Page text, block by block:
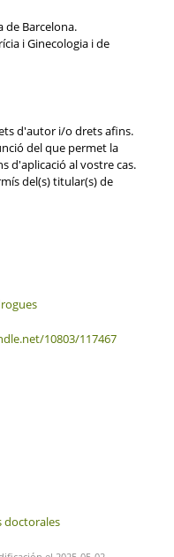
Barcelona.
i Ginecologia i de
d'autor i/o drets afins.
del que permet la
d'aplicació al vostre cas.
del(s) titular(s) de
10803/117467
doctorales